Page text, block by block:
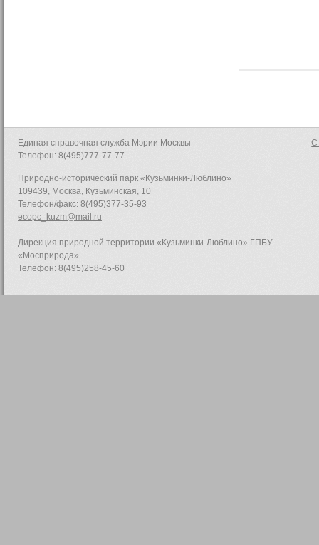
Единая справочная служба Мэрии Москвы
Телефон: 8(495)777-77-77
Природно-исторический парк «Кузьминки-Люблино»
109439, Москва, Кузьминская, 10
Телефон/факс: 8(495)377-35-93
ecopc_kuzm@mail.ru
Дирекция природной территории «Кузьминки-Люблино» ГПБУ
«Мосприрода»
Телефон: 8(495)258-45-60